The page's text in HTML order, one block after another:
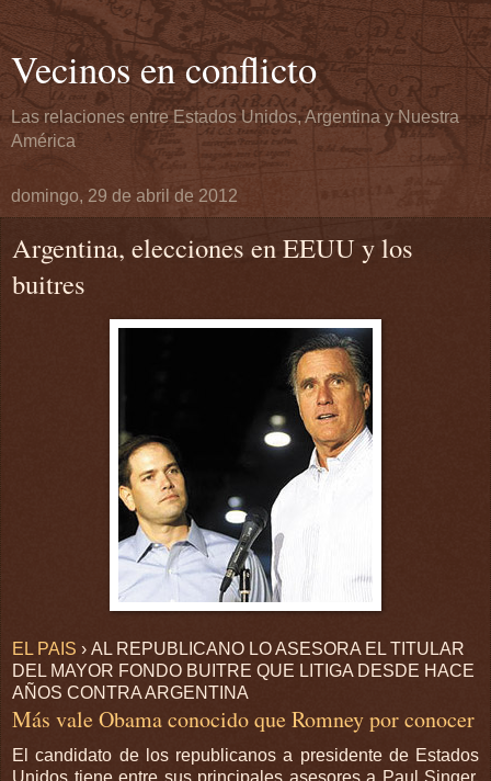
Vecinos en conflicto
Las relaciones entre Estados Unidos, Argentina y Nuestra
América
domingo, 29 de abril de 2012
Argentina, elecciones en EEUU y los
buitres
EL PAIS › AL REPUBLICANO LO ASESORA EL TITULAR
DEL MAYOR FONDO BUITRE QUE LITIGA DESDE HACE
AÑOS CONTRA ARGENTINA
Más vale Obama conocido que Romney por conocer
El candidato de los republicanos a presidente de Estados
Unidos tiene entre sus principales asesores a Paul Singer,